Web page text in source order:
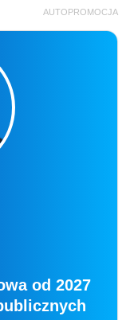
AUTOPROMOCJA
od 2027